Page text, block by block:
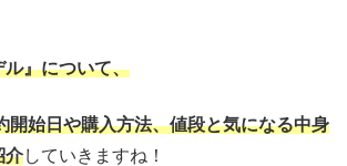
ル』について、
開始日や購入方法、値段と気になる中身
介していきますね！